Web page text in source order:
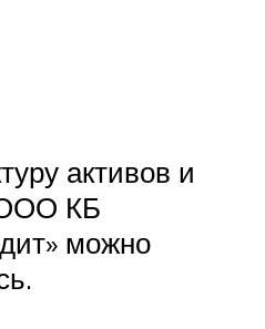
активов и
ООО КБ
можно